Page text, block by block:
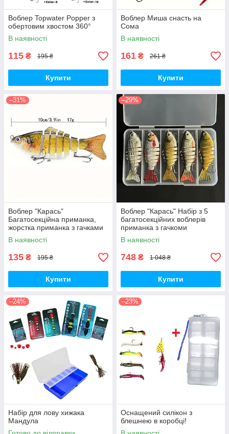
Воблер Topwater Popper з
обертовим хвостом 360°
В наявності
115 ₴ 195 ₴
Купити
Воблер Миша снасть на
Сома
В наявності
161 ₴ 261 ₴
Купити
–31%
Воблер "Карась"
Багатосекційна приманка,
жорстка приманка з гачками
В наявності
135 ₴ 195 ₴
Купити
–29%
Воблер "Карась" Набір з 5
багатосекційних воблерів
приманка з гачкоми
В наявності
748 ₴ 1 048 ₴
Купити
–24%
Набір для лову хижака
Мандула
–23%
Оснащений силікон з
блешнею в коробці!